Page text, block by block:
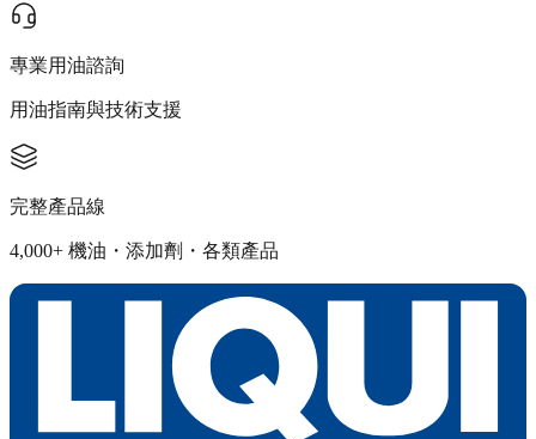
專業用油諮詢
用油指南與技術支援
完整產品線
4,000+ 機油・添加劑・各類產品